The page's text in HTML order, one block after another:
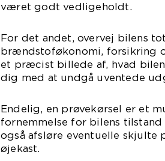
været godt vedligeholdt.
For det andet, overvej bilens
brændstoføkonomi, forsikring
et præcist billede af, hvad
dig med at undgå uventede
Endelig, en prøvekørsel er et
fornemmelse for bilens
også afsløre eventuelle skjulte
øjekast.